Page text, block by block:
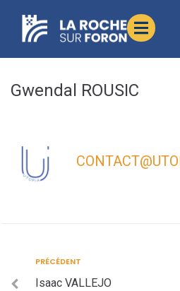
principal
Gwendal ROUSIC
PRÉCÉDENT
Isaac VALLEJO